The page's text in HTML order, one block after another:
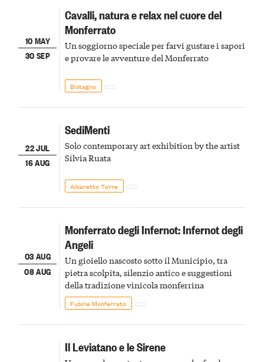
10 MAY
30 SEP
Cavalli, natura e relax nel cuore del
Monferrato
Un soggiorno speciale per farvi gustare i sapori
e provare le avventure del Monferrato
Bistagno
22 JUL
16 AUG
SediMenti
Solo contemporary art exhibition by the artist
Silvia Ruata
Albaretto Torre
03 AUG
08 AUG
Monferrato degli Infernot: Infernot degli
Angeli
Un gioiello nascosto sotto il Municipio, tra
pietra scolpita, silenzio antico e suggestioni
della tradizione vinicola monferrina
Fubine Monferrato
Il Leviatano e le Sirene